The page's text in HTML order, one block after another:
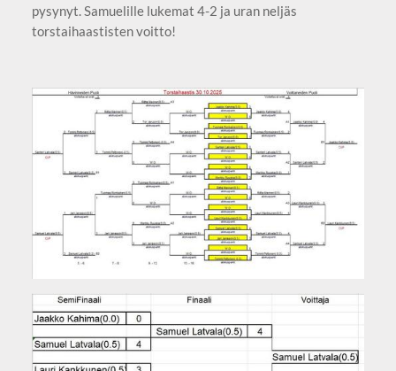
pysynyt. Samuelille lukemat 4-2 ja uran neljäs
torstaihaastisten voitto!